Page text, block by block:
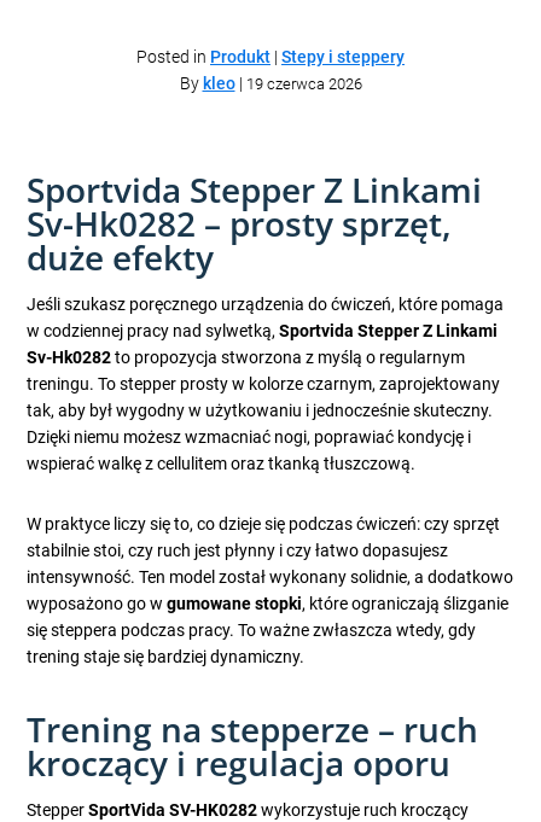
Posted in Produkt | Stepy i steppery
By kleo| 19 czerwca 2026
Sportvida Stepper Z Linkami
Sv-Hk0282 – prosty sprzęt,
duże efekty
Jeśli szukasz poręcznego urządzenia do ćwiczeń, które pomaga
w codziennej pracy nad sylwetką,Sportvida Stepper Z Linkami
Sv-Hk0282to propozycja stworzona z myślą o regularnym
treningu. To stepper prosty w kolorze czarnym, zaprojektowany
tak, aby był wygodny w użytkowaniu i jednocześnie skuteczny.
Dzięki niemu możesz wzmacniać nogi, poprawiać kondycję i
wspierać walkę z cellulitem oraz tkanką tłuszczową.
W praktyce liczy się to, co dzieje się podczas ćwiczeń: czy sprzęt
stabilnie stoi, czy ruch jest płynny i czy łatwo dopasujesz
intensywność. Ten model został wykonany solidnie, a dodatkowo
wyposażono go wgumowane stopki, które ograniczają ślizganie
się steppera podczas pracy. To ważne zwłaszcza wtedy, gdy
trening staje się bardziej dynamiczny.
Trening na stepperze – ruch
kroczący i regulacja oporu
StepperSportVida SV-HK0282wykorzystuje ruch kroczący